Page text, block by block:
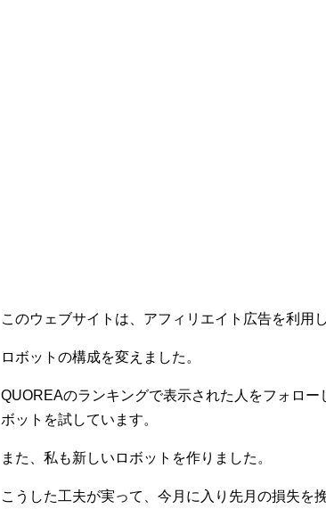
このウェブサイトは、アフィリエイト広告を利用
ロボットの構成を変えました。
QUOREAのランキングで表示された人をフォロ
ボットを試しています。
また、私も新しいロボットを作りました。
こうした工夫が実って、今月に入り先月の損失を